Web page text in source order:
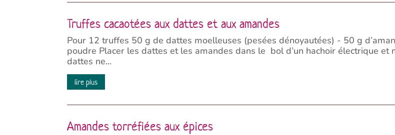
Truffes cacaotées aux dattes et aux amandes
Pour 12 truffes 50 g de dattes moelleuses (pesées dénoyautées) - 50 g
poudre Placer les dattes et les amandes dans le bol d’un hachoir électrique et
dattes ne...
lire plus
Amandes torréfiées aux épices